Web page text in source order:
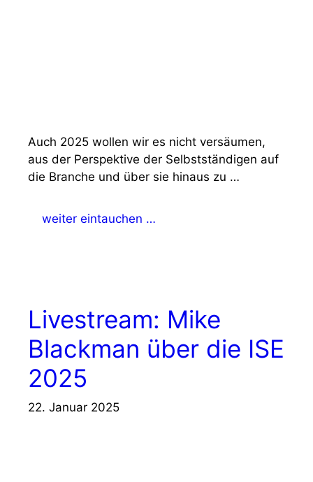
Auch 2025 wollen wir es nicht versäumen,
aus der Perspektive der Selbstständigen auf
die Branche und über sie hinaus zu …
weiter eintauchen …
Livestream: Mike
Blackman über die ISE
2025
22. Januar 2025